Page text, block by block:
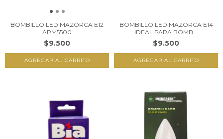
BOMBILLO LED MAZORCA E12
APM5500
$9.500
BOMBILLO LED MAZORCA E14
IDEAL PARA BOMB...
$9.500